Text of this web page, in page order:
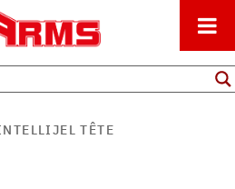
งแต่เริ่มต้นถึงมืออาชีพ
TÊTE